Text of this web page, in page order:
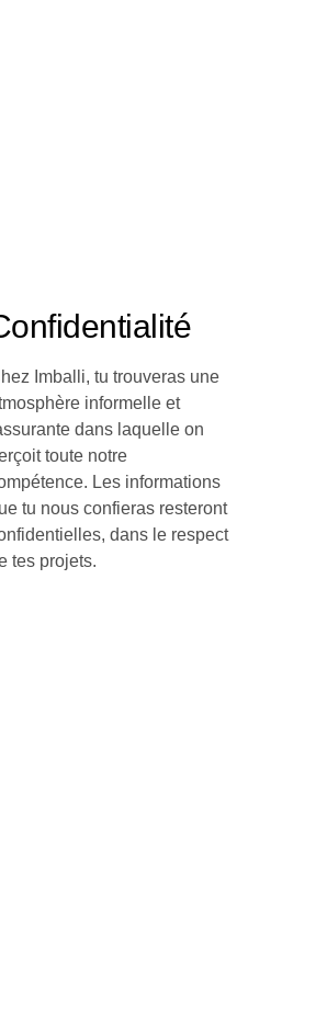
Imballi, tu trouveras une
informelle et
dans laquelle on
toute notre
Les informations
tu nous confieras resteront
dans le respect
tes projets.